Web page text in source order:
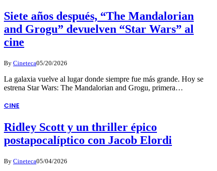
Siete años después, “The Mandalorian
and Grogu” devuelven “Star Wars” al
cine
By Cineteca05/20/2026
La galaxia vuelve al lugar donde siempre fue más grande. Hoy se
estrena Star Wars: The Mandalorian and Grogu, primera…
CINE
Ridley Scott y un thriller épico
postapocalíptico con Jacob Elordi
By Cineteca05/04/2026